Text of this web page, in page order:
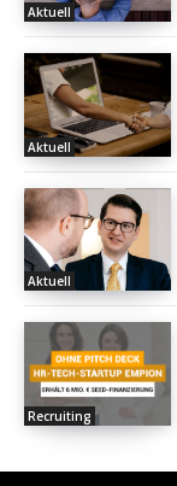
Aktuell
Aktuell
Aktuell
Recruiting